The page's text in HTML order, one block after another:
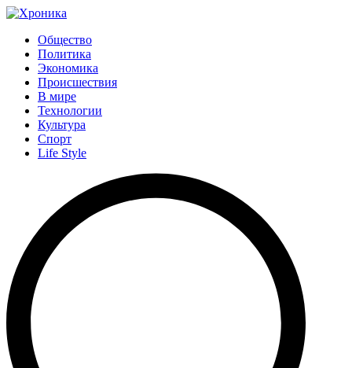
Общество
Политика
Экономика
Происшествия
В мире
Технологии
Культура
Спорт
Life Style